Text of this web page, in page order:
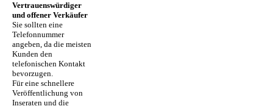
Vertrauenswürdiger
und offener Verkäufer
Sie sollten eine
Telefonnummer
angeben, da die meisten
Kunden den
telefonischen Kontakt
bevorzugen.
Für eine schnellere
Veröffentlichung von
Inseraten und die